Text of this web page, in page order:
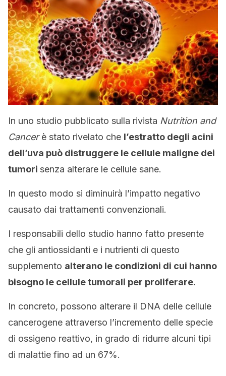
In uno studio pubblicato sulla rivista Nutrition and
Cancerè stato rivelato che l’estratto degli acini
dell’uva può distruggere le cellule maligne dei
tumori senza alterare le cellule sane.
In questo modo si diminuirà l’impatto negativo
causato dai trattamenti convenzionali.
I responsabili dello studio hanno fatto presente
che gli antiossidanti e i nutrienti di questo
supplemento alterano le condizioni di cui hanno
bisogno le cellule tumorali per proliferare.
In concreto, possono alterare il DNA delle cellule
cancerogene attraverso l’incremento delle specie
di ossigeno reattivo, in grado di ridurre alcuni tipi
di malattie fino ad un 67%.